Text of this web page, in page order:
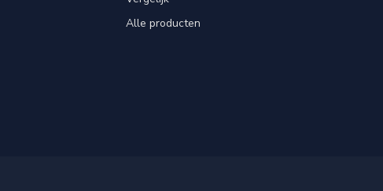
Alle producten